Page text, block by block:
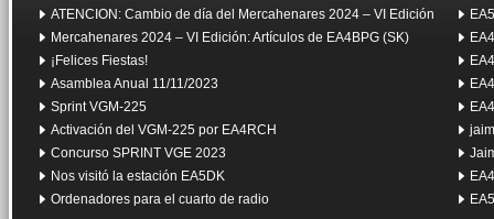
ATENCION: Cambio de día del Mercahenares 2024 – VI Edición
Mercahenares 2024 – VI Edición: Artículos de EA4BPG (SK)
¡Felices Fiestas!
Asamblea Anual 11/11/2023
Sprint VGM-225
Activación del VGM-225 por EA4RCH
Concurso SPRINT VGE 2023
Nos visitó la estación EA5DK
Ordenadores para el cuarto de radio